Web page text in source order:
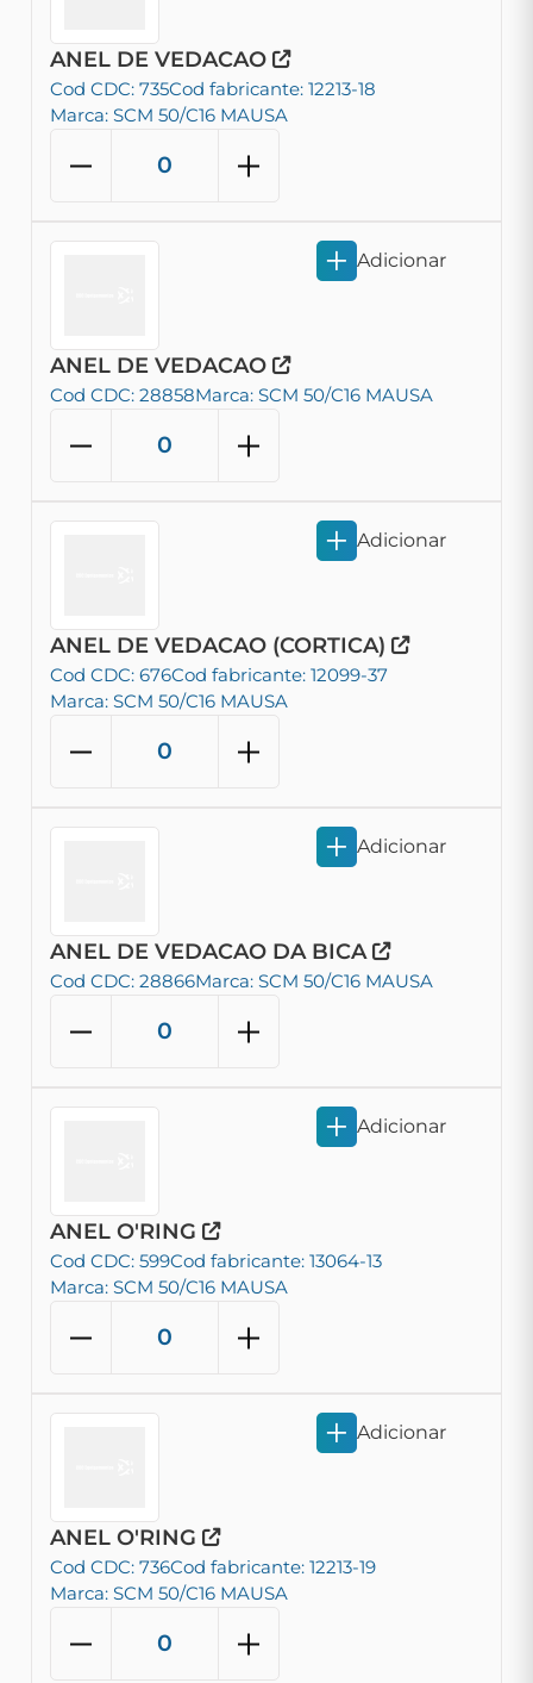
ANEL DE VEDACAO
Cod CDC: 735Cod fabricante: 12213-18
Marca: SCM 50/C16 MAUSA
ANEL DE VEDACAO
Cod CDC: 28858Marca: SCM 50/C16 MAUSA
Adicionar
ANEL DE VEDACAO (CORTICA)
Cod CDC: 676Cod fabricante: 12099-37
Marca: SCM 50/C16 MAUSA
Adicionar
ANEL DE VEDACAO DA BICA
Cod CDC: 28866Marca: SCM 50/C16 MAUSA
Adicionar
ANEL O'RING
Cod CDC: 599Cod fabricante: 13064-13
Marca: SCM 50/C16 MAUSA
Adicionar
ANEL O'RING
Cod CDC: 736Cod fabricante: 12213-19
Marca: SCM 50/C16 MAUSA
Adicionar